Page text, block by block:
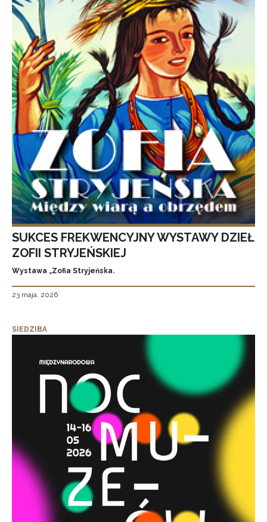
SUKCES FREKWENCYJNY WYSTAWY DZIEŁ
ZOFII STRYJEŃSKIEJ
Wystawa „Zofia Stryjeńska.
23 maja, 2026
SIEDZIBA